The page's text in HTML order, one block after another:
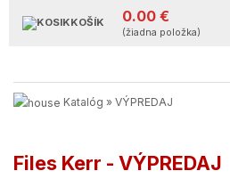
KOŠÍK 0.00 €
(žiadna položka)
Katalóg » VÝPREDAJ
Files Kerr - VÝPREDAJ